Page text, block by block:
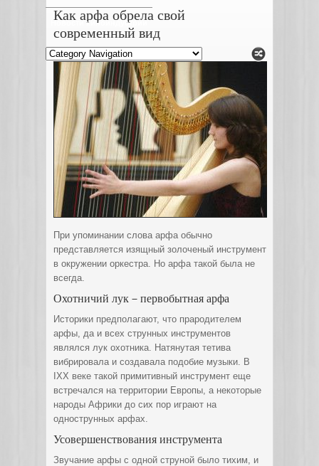
Новости киноиндустрии
Как арфа обрела свой
современный вид
При упоминании слова арфа обычно
представляется изящный золоченый инструмент
в окружении оркестра. Но арфа такой была не
всегда.
Охотничий лук – первобытная арфа
Историки предполагают, что прародителем
арфы, да и всех струнных инструментов
являлся лук охотника. Натянутая тетива
вибрировала и создавала подобие музыки. В
ΙΧΧ веке такой примитивный инструмент еще
встречался на территории Европы, а некоторые
народы Африки до сих пор играют на
однострунных арфах.
Усовершенствования инструмента
Звучание арфы с одной струной было тихим, и